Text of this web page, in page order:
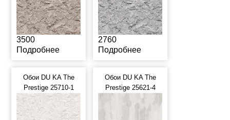
3500
Подробнее
2760
Подробнее
Обои DU KA The
Prestige 25710-1
Обои DU KA The
Prestige 25621-4